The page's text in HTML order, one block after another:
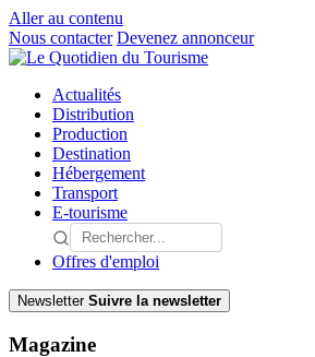
Aller au contenu
Nous contacter Devenez annonceur
Actualités
Distribution
Production
Destination
Hébergement
Transport
E-tourisme
Offres d'emploi
Newsletter Suivre la newsletter
Magazine